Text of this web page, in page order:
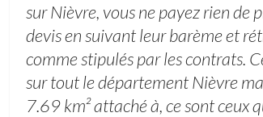
sur Nièvre, vous ne payez rien de
devis en suivant leur barème et
comme stipulés par les contrats.
sur tout le département Nièvre
7.69 km² attaché à, ce sont ceux